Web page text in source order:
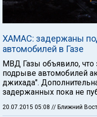
ХАМАС: задержаны
автомобилей в Газе
МВД Газы объявило,
подрыве автомобилей
джихада".
задержанных пока не
20.07.2015 05:08 // Ближний